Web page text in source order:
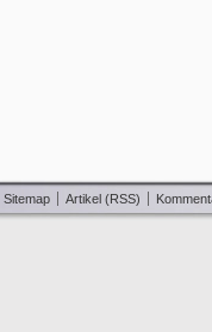
Sitemap Artikel (RSS)